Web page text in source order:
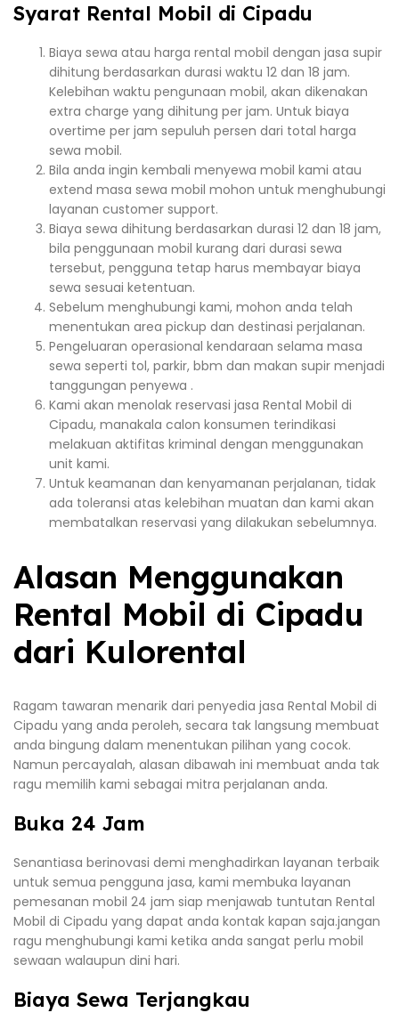
Syarat Rental Mobil di Cipadu
Biaya sewa atau harga rental mobil dengan jasa supir
dihitung berdasarkan durasi waktu 12 dan 18 jam.
Kelebihan waktu pengunaan mobil, akan dikenakan
extra charge yang dihitung per jam. Untuk biaya
overtime per jam sepuluh persen dari total harga
sewa mobil.
Bila anda ingin kembali menyewa mobil kami atau
extend masa sewa mobil mohon untuk menghubungi
layanan customer support.
Biaya sewa dihitung berdasarkan durasi 12 dan 18 jam,
bila penggunaan mobil kurang dari durasi sewa
tersebut, pengguna tetap harus membayar biaya
sewa sesuai ketentuan.
Sebelum menghubungi kami, mohon anda telah
menentukan area pickup dan destinasi perjalanan.
Pengeluaran operasional kendaraan selama masa
sewa seperti tol, parkir, bbm dan makan supir menjadi
tanggungan penyewa .
Kami akan menolak reservasi jasa Rental Mobil di
Cipadu, manakala calon konsumen terindikasi
melakuan aktifitas kriminal dengan menggunakan
unit kami.
Untuk keamanan dan kenyamanan perjalanan, tidak
ada toleransi atas kelebihan muatan dan kami akan
membatalkan reservasi yang dilakukan sebelumnya.
Alasan Menggunakan
Rental Mobil di Cipadu
dari Kulorental
Ragam tawaran menarik dari penyedia jasa Rental Mobil di
Cipadu yang anda peroleh, secara tak langsung membuat
anda bingung dalam menentukan pilihan yang cocok.
Namun percayalah, alasan dibawah ini membuat anda tak
ragu memilih kami sebagai mitra perjalanan anda.
Buka 24 Jam
Senantiasa berinovasi demi menghadirkan layanan terbaik
untuk semua pengguna jasa, kami membuka layanan
pemesanan mobil 24 jam siap menjawab tuntutan Rental
Mobil di Cipadu yang dapat anda kontak kapan saja.jangan
ragu menghubungi kami ketika anda sangat perlu mobil
sewaan walaupun dini hari.
Biaya Sewa Terjangkau